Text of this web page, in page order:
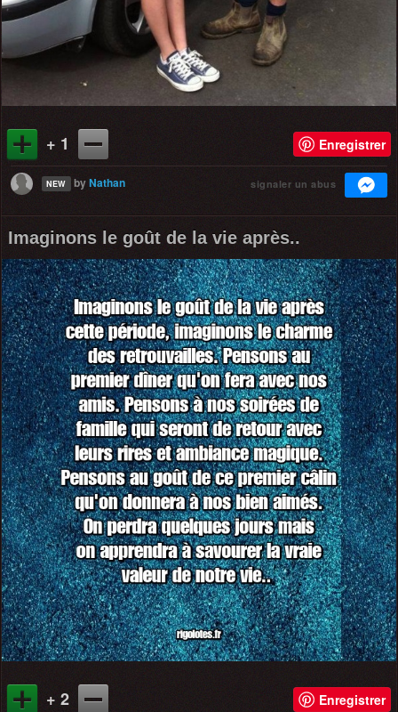
+ 1 Enregistrer
NEW byNathan signaler un abus
Imaginons le goût de la vie après..
+ 2 Enregistrer